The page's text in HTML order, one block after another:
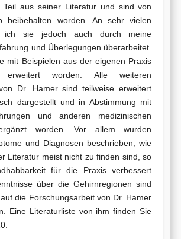
Teil aus seiner Literatur und sind von
beibehalten worden. An sehr vielen
ich sie jedoch auch durch meine
und Überlegungen überarbeitet.
mit Beispielen aus der eigenen Praxis
worden. Alle weiteren
Dr. Hamer sind teilweise erweitert
dargestellt und in Abstimmung mit
und anderen medizinischen
worden. Vor allem wurden
und Diagnosen beschrieben, wie
Literatur meist nicht zu finden sind, so
für die Praxis verbessert
über die Gehirnregionen sind
die Forschungsarbeit von Dr. Hamer
Eine Literaturliste von ihm finden Sie